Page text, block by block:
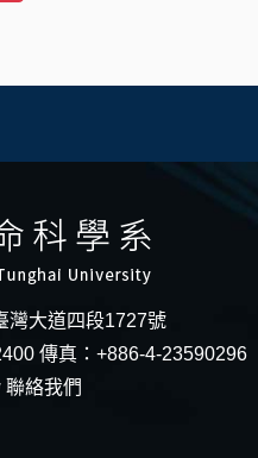
灣大道四段1727號
傳真：+886-4-23590296
聯絡我們